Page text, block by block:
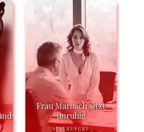
Frau Marbach sitzt
unruhig
STAYHUNGRY